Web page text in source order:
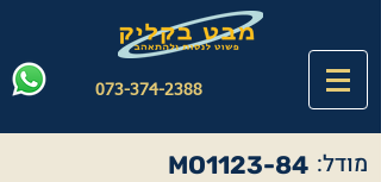
073-374-2388
MO1123-84 מודל: